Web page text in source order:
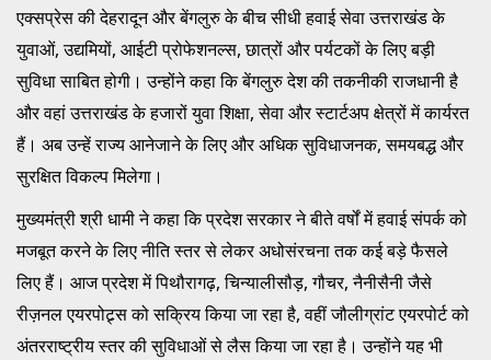
एक्सप्रेस की देहरादून और बेंगलुरु के बीच सीधी हवाई सेवा उत्तराखंड के
युवाओं, उद्यमियों, आईटी प्रोफेशनल्स, छात्रों और पर्यटकों के लिए बड़ी
सुविधा साबित होगी। उन्होंने कहा कि बेंगलुरु देश की तकनीकी राजधानी है
और वहां उत्तराखंड के हजारों युवा शिक्षा, सेवा और स्टार्टअप क्षेत्रों में कार्यरत
हैं। अब उन्हें राज्य आनेजाने के लिए और अधिक सुविधाजनक, समयबद्ध और
सुरक्षित विकल्प मिलेगा।
मुख्यमंत्री श्री धामी ने कहा कि प्रदेश सरकार ने बीते वर्षों में हवाई संपर्क को
मजबूत करने के लिए नीति स्तर से लेकर अधोसंरचना तक कई बड़े फैसले
लिए हैं। आज प्रदेश में पिथौरागढ़, चिन्यालीसौड़, गौचर, नैनीसैनी जैसे
रीज़नल एयरपोट्र्स को सक्रिय किया जा रहा है, वहीं जौलीग्रांट एयरपोर्ट को
अंतरराष्ट्रीय स्तर की सुविधाओं से लैस किया जा रहा है। उन्होंने यह भी